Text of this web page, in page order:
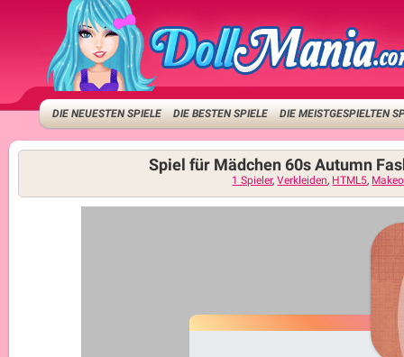
DIE NEUESTEN SPIELE DIE BESTEN SPIELE DIE MEISTGESPIELTEN
Spiel für Mädchen 60s Autumn
1 Spieler,Verkleiden, HTML5,